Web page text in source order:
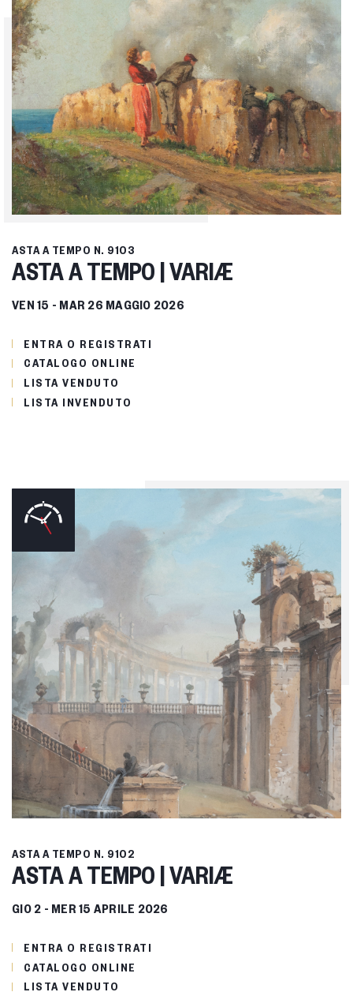
ASTA A TEMPO N. 9103
ASTA A TEMPO | VARIÆ
VEN15 - MAR 26 MAGGIO 2026
ENTRA O REGISTRATI
CATALOGO ONLINE
LISTA VENDUTO
LISTA INVENDUTO
ASTA A TEMPO N. 9102
ASTA A TEMPO | VARIÆ
GIO2 - MER15 APRILE 2026
ENTRA O REGISTRATI
CATALOGO ONLINE
LISTA VENDUTO